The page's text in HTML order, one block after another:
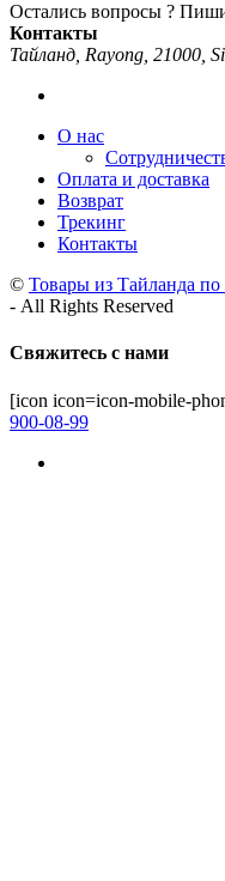
Остались вопросы ?
Контакты
Тайланд, Rayong, 21000,
О нас
Оплата и доставка
Возврат
Трекинг
Контакты
© Товары из Тайланда
- All Rights Reserved
Свяжитесь с нами
[icon icon=icon-mobile-
900-08-99